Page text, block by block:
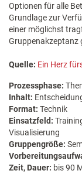
Optionen für alle
Grundlage zur
einer möglichst
Gruppenakzeptanz
Quelle: Ein Herz
Prozessphase:
Inhalt:
Format: Technik
Einsatzfeld:
Visualisierung
Gruppengröße:
Zeit, Dauer: bis 90